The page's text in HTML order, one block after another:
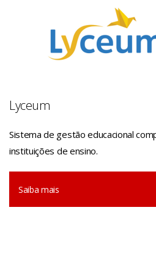
Lyceum
Sistema de gestão educacional
instituições de ensino.
Saiba mais